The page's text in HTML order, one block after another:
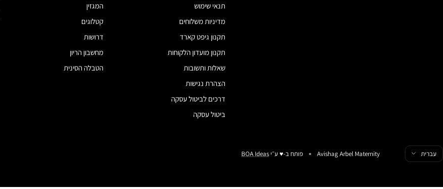
תנאי שימוש
מדיניות משלוחים
תקנון גיפט קארד
תקנון מועדון הלקוחות
שאלות ותשובות
הצהרת נגישות
דרכים לביטול עסקה
ביטול עסקה
המגזין
קטלוגים
דרושות
מחשבון הריון
הטבלה הסינית
שפהעברית Avishag Arbel Maternity פותח ב-♥️ ע״י BOA Ideas